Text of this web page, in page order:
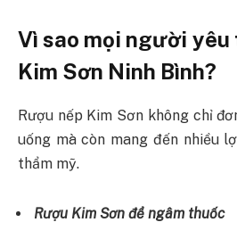
Vì sao mọi người
Kim Sơn Ninh Bình?
Rượu nếp Kim Sơn không chỉ
uống mà còn mang đến nhiều
thẩm mỹ.
Rượu Kim Sơn để ngâm thuốc